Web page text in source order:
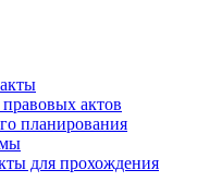
актов
планирования
для прохождения